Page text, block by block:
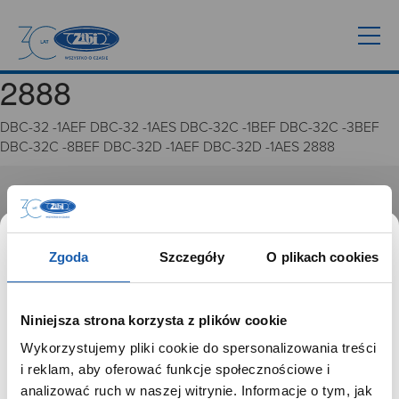
Zgoda Szczegóły O plikach cookies
Niniejsza strona korzysta z plików cookie
Wykorzystujemy pliki cookie do spersonalizowania treści
i reklam, aby oferować funkcje społecznościowe i
analizować ruch w naszej witrynie. Informacje o tym, jak
2888
DBC-32 -1AEF DBC-32 -1AES DBC-32C -1BEF DBC-32C -3BEF
DBC-32C -8BEF DBC-32D -1AEF DBC-32D -1AES 2888
GRUPA ZIBI
Misja, wizja i wartości Grupy Zibi
Ważne daty
Zgoda na ciasteczka
PRODUKTYSZANOWNY UŻYTKOWNIKU,
SZANOWNA UŻYTKOWNICZKO